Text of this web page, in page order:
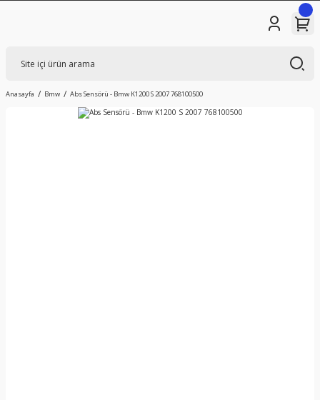
Anasayfa Bmw Abs Sensörü - Bmw K1200 S 2007 768100500